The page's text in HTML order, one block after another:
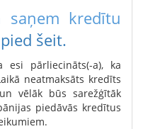
kredītu
šeit.
pārliecināts(-a), ka
neatmaksāts kredīts
vēlāk būs sarežģītāk
piedāvās kredītus